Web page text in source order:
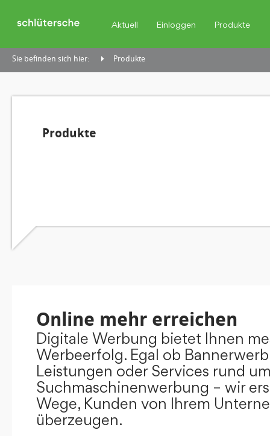
Aktuell Einloggen Produkte
Sie befinden sich hier: Produkte
Produkte
Online mehr erreichen
Digitale Werbung bietet Ihnen
Werbeerfolg. Egal ob
Leistungen oder Services rund
Suchmaschinenwerbung – wir
Wege, Kunden von Ihrem
überzeugen.